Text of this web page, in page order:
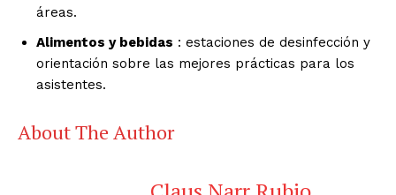
áreas.
Alimentos y bebidas : estaciones de desinfección y
orientación sobre las mejores prácticas para los
asistentes.
About The Author